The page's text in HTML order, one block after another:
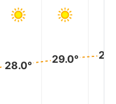
28.0°
29.0°